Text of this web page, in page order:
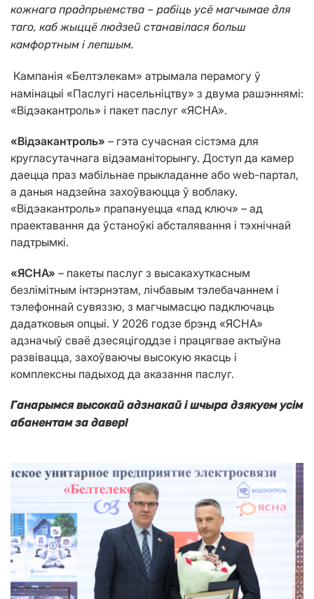
кожнага прадпрыемства – рабіць усё магчымае для
таго, каб жыццё людзей станавілася больш
камфортным і лепшым.
Кампанія «Белтэлекам» атрымала перамогу ў
намінацыі «Паслугі насельніцтву» з двума рашэннямі:
«Відэакантроль» і пакет паслуг «ЯСНА».
«Відэакантроль» – гэта сучасная сістэма для
кругласутачнага відэаманіторынгу. Доступ да камер
даецца праз мабільнае прыкладанне або web-партал,
а даныя надзейна захоўваюцца ў воблаку.
«Відэакантроль» прапануецца «пад ключ» – ад
праектавання да ўстаноўкі абсталявання і тэхнічнай
падтрымкі.
«ЯСНА» – пакеты паслуг з высакахуткасным
безлімітным інтэрнэтам, лічбавым тэлебачаннем і
тэлефоннай сувяззю, з магчымасцю падключаць
дадатковыя опцыі. У 2026 годзе брэнд «ЯСНА»
адзначыў сваё дзесяцігоддзе і працягвае актыўна
развівацца, захоўваючы высокую якасць і
комплексны падыход да аказання паслуг.
Ганарымся высокай адзнакай і шчыра дзякуем усім
абанентам за давер!